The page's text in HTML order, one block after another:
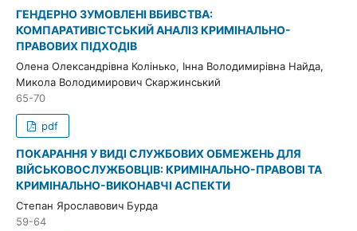
ГЕНДЕРНО ЗУМОВЛЕНІ ВБИВСТВА:
КОМПАРАТИВІСТСЬКИЙ АНАЛІЗ КРИМІНАЛЬНО-
ПРАВОВИХ ПІДХОДІВ
Олена Олександрівна Колінько, Інна Володимирівна Найда,
Микола Володимирович Скаржинський
65-70
pdf
ПОКАРАННЯ У ВИДІ СЛУЖБОВИХ ОБМЕЖЕНЬ ДЛЯ
ВІЙСЬКОВОСЛУЖБОВЦІВ: КРИМІНАЛЬНО-ПРАВОВІ ТА
КРИМІНАЛЬНО-ВИКОНАВЧІ АСПЕКТИ
Cтепан Ярославович Бурда
59-64